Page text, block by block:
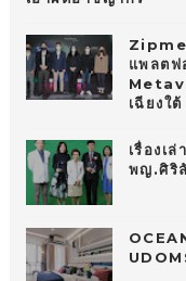
แพลตฟ
เฉียงใ
เรื่องเ
พญ.ศิริ